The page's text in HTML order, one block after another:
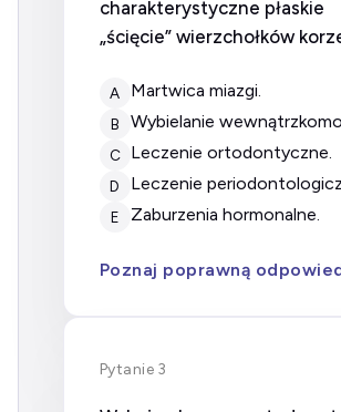
charakterystyczne płaskie
„ścięcie” wierzchołków
A martwica miazgi.
B wybielanie
C leczenie ortodontyczne.
D leczenie
E zaburzenia hormonalne.
Poznaj poprawną
Pytanie 3